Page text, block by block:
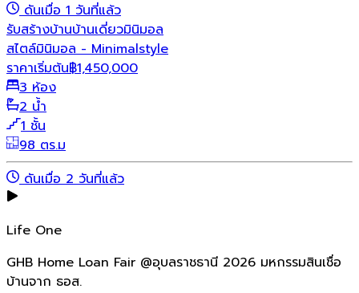
ดันเมื่อ 1 วันที่แล้ว
รับสร้างบ้านบ้านเดี่ยวมินิมอล
สไตล์มินิมอล - Minimalstyle
ราคาเริ่มต้น฿1,450,000
3 ห้อง
2 น้ำ
1 ชั้น
98 ตร.ม
ดันเมื่อ 2 วันที่แล้ว
Life One
GHB Home Loan Fair @อุบลราชธานี 2026 มหกรรมสินเชื่อ
บ้านจาก ธอส.